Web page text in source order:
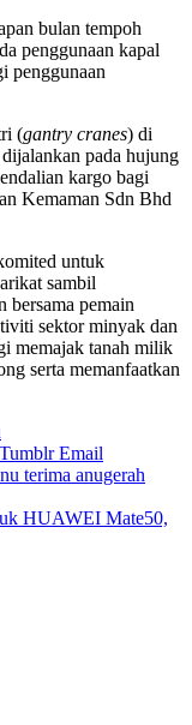
bulan tempoh
penggunaan kapal
penggunaan
(gantry cranes) di
pada hujung
kargo bagi
Kemaman Sdn Bhd
untuk
sambil
bersama pemain
sektor minyak dan
memajak tanah milik
serta memanfaatkan
Tumblr Email
terima anugerah
HUAWEI Mate50,